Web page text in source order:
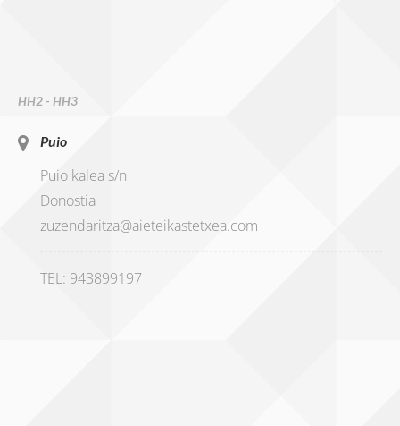
HH2 - HH3
Puio
Puio kalea s/n
Donostia
zuzendaritza@aieteikastetxea.com
TEL: 943899197